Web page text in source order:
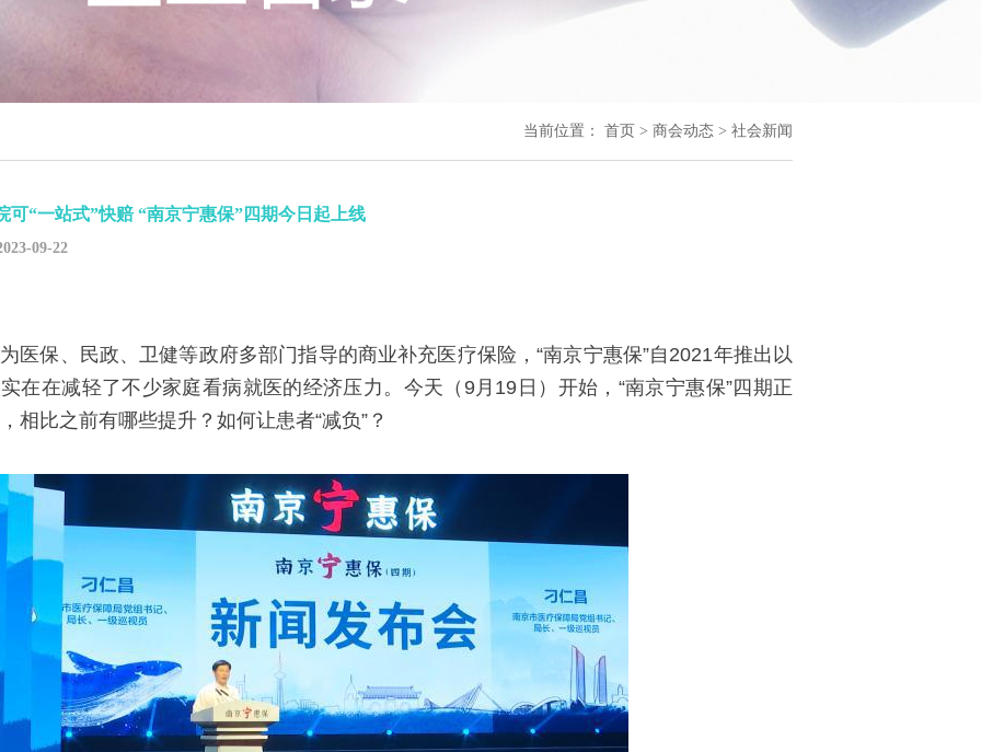
当前位置： 首页 > 商会动态 > 社会新闻
可“一站式”快赔 “南京宁惠保”四期今日起上线
09-22
医保、民政、卫健等政府多部门指导的商业补充医疗保险，“南京宁惠保”自2021年推出以
在在减轻了不少家庭看病就医的经济压力。今天（9月19日）开始，“南京宁惠保”四期正
相比之前有哪些提升？如何让患者“减负”？